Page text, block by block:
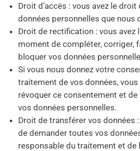
Droit d’accès : vous avez le droit
données personnelles que nous
Droit de rectification : vous avez
moment de compléter, corriger,
bloquer vos données
Si vous nous donnez votre
traitement de vos données,
révoquer ce consentement et
vos données personnelles.
Droit de transférer vos données
de demander toutes vos
responsable du traitement et de